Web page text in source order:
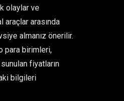
olaylar ve
arasında
almanız önerilir.
para birimleri,
fiyatların
bilgileri